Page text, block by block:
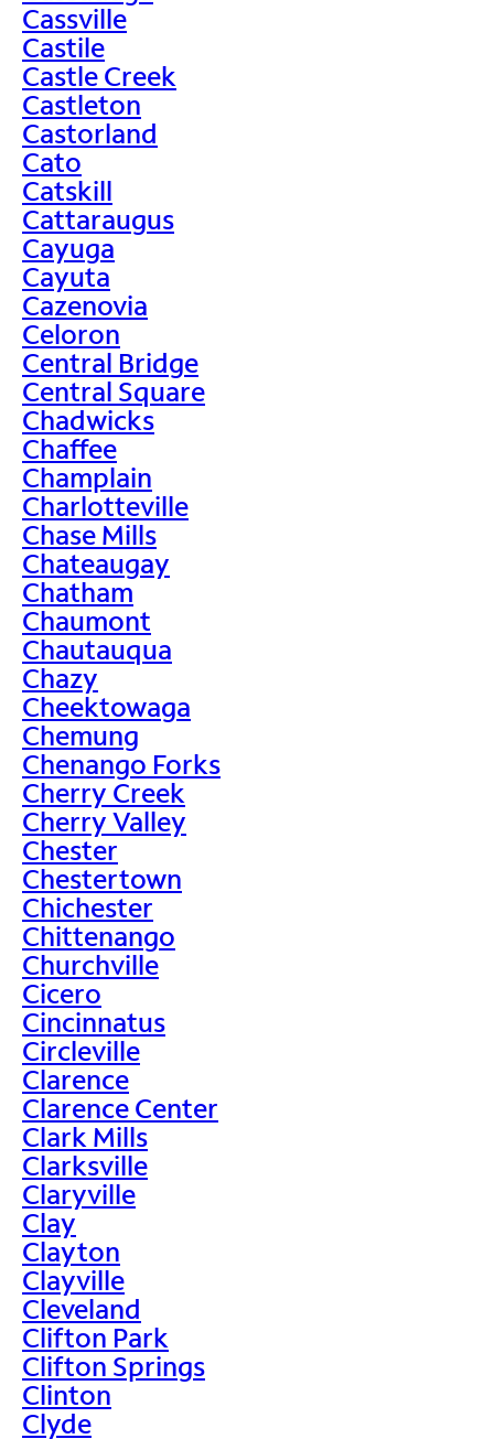
Cassville
Castile
Castle Creek
Castleton
Castorland
Cato
Catskill
Cattaraugus
Cayuga
Cayuta
Cazenovia
Celoron
Central Bridge
Central Square
Chadwicks
Chaffee
Champlain
Charlotteville
Chase Mills
Chateaugay
Chatham
Chaumont
Chautauqua
Chazy
Cheektowaga
Chemung
Chenango Forks
Cherry Creek
Cherry Valley
Chester
Chestertown
Chichester
Chittenango
Churchville
Cicero
Cincinnatus
Circleville
Clarence
Clarence Center
Clark Mills
Clarksville
Claryville
Clay
Clayton
Clayville
Cleveland
Clifton Park
Clifton Springs
Clinton
Clyde